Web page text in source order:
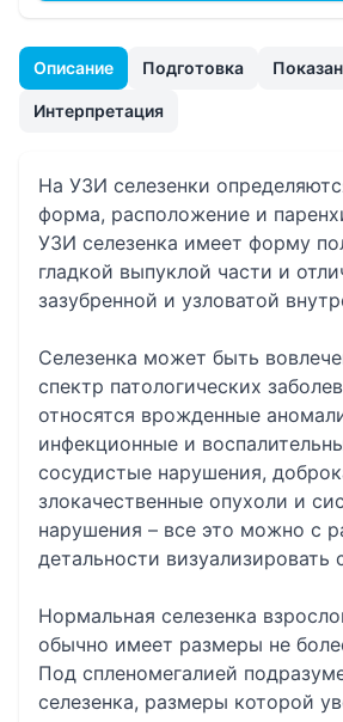
Описание Подготовка
Интерпретация
На УЗИ селезенки
форма, расположение и
УЗИ селезенка имеет форму
гладкой выпуклой части и
зазубренной и узловатой
Селезенка может быть
спектр патологических
относятся врожденные
инфекционные и
сосудистые нарушения,
злокачественные опухоли и
нарушения – все это можно с
детальности
Нормальная селезенка
обычно имеет размеры не
Под спленомегалией
селезенка, размеры которой